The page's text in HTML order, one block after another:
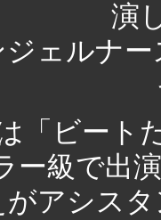
演
ェルナ
「ビート
ー級で出
がアシス